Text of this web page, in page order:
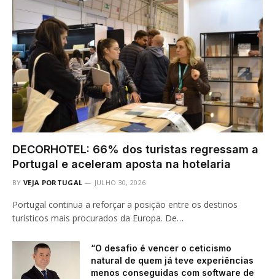
DECORHOTEL: 66% dos turistas regressam a
Portugal e aceleram aposta na hotelaria
BY VEJA PORTUGAL JULHO 30, 2026
Portugal continua a reforçar a posição entre os destinos
turísticos mais procurados da Europa. De…
“O desafio é vencer o ceticismo
natural de quem já teve experiências
menos conseguidas com software de